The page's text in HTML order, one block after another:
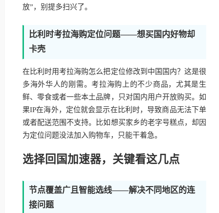
放”，别提多扫兴了。
比利时考拉海购定位问题——想买国内好物却
卡壳
在比利时用考拉海购怎么把定位修改到中国国内？这是很
多海外华人的刚需。考拉海购上的不少商品，尤其是生
鲜、零食或者一些本土品牌，只对国内用户开放购买。如
果IP在海外，定位就会显示在比利时，导致商品无法下单
或者配送范围不支持。比如想买家乡的老字号糕点，却因
为定位问题没法加入购物车，只能干着急。
选择回国加速器，关键看这几点
节点覆盖广且智能选线——解决不同地区的连
接问题